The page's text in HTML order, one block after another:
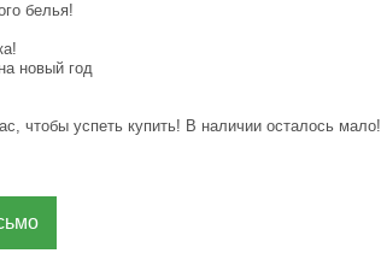
белья!
новый год
чтобы успеть купить! В наличии осталось мало!